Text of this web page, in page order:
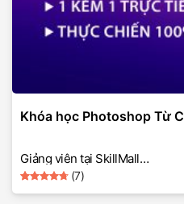
Khóa học Photoshop Từ
Giảng viên tại SkillMall
(thiết kế đồ hoạ
photoshop)
(7)